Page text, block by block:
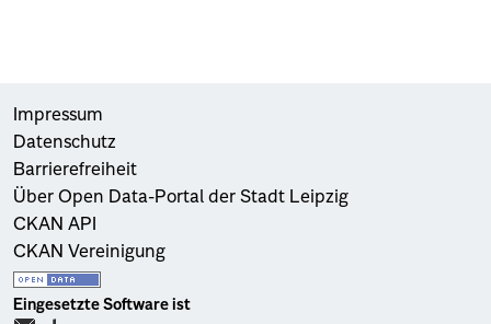
Impressum
Datenschutz
Barrierefreiheit
Über Open Data-Portal der Stadt Leipzig
CKAN API
CKAN Vereinigung
Eingesetzte Software ist